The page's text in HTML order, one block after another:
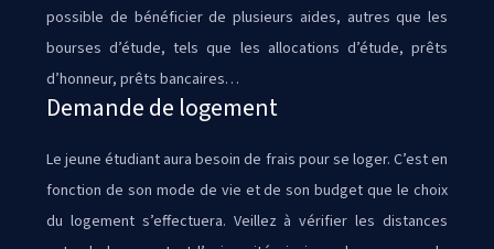
possible de bénéficier de plusieurs aides, autres que les
bourses d’étude, tels que les allocations d’étude, prêts
d’honneur, prêts bancaires…
Demande de logement
Le jeune étudiant aura besoin de frais pour se loger. C’est en
fonction de son mode de vie et de son budget que le choix
du logement s’effectuera. Veillez à vérifier les distances